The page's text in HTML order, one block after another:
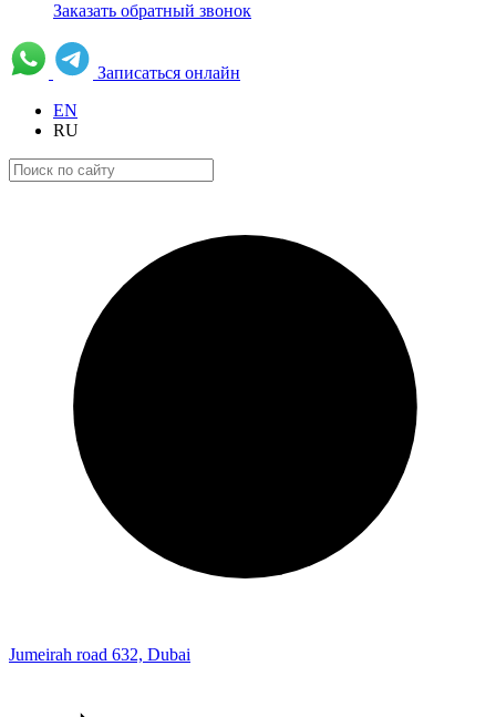
Заказать обратный звонок
Записаться онлайн
EN
RU
Jumeirah road 632, Dubai